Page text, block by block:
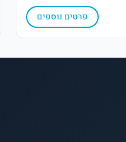
פרטים נוספים